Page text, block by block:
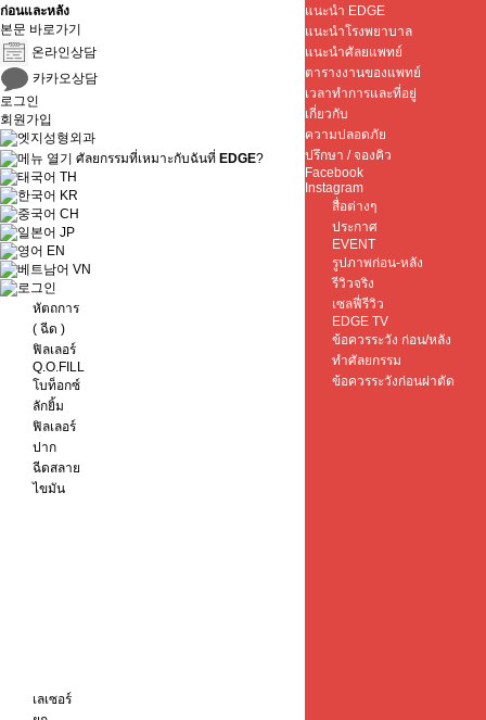
ก่อนและหลัง
본문 바로가기
온라인상담
카카오상담
로그인
회원가입
ศัลยกรรมที่เหมาะกับฉันที่ EDGE?
TH
KR
CH
JP
EN
VN
หัตถการ
( ฉีด )
ฟิลเลอร์
Q.O.FILL
โบท็อกซ์
ลักยิ้ม
ฟิลเลอร์
ปาก
ฉีดสลาย
ไขมัน
เลเซอร์
แนะนำ EDGE
แนะนำโรงพยาบาล
แนะนำศัลยแพทย์
ตารางงานของแพทย์
เวลาทำการและที่อยู่
เกี่ยวกับ
ความปลอดภัย
ปรึกษา / จองคิว
Facebook
Instagram
สื่อต่างๆ
ประกาศ
EVENT
รูปภาพก่อน-หลัง
รีวิวจริง
เซลฟี่รีวิว
EDGE TV
ข้อควรระวัง ก่อน/หลัง
ทำศัลยกรรม
ข้อควรระวังก่อนผ่าตัด